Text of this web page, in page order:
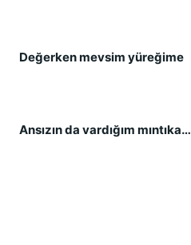
Değerken mevsim yüreğime
Ansızın da vardığım mıntıka…